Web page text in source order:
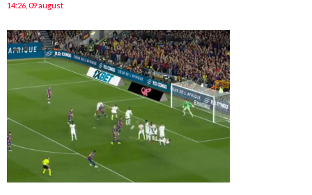
14:26, 09 august